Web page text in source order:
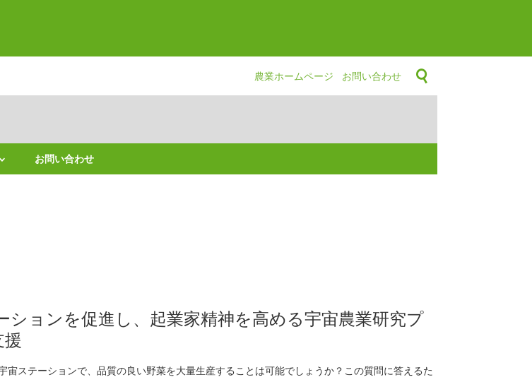
農業ホームページ お問い合わせ
お問い合わせ
ションを促進し、起業家精神を高める宇宙農業研究プ
宙ステーションで、品質の良い野菜を大量生産することは可能でしょうか？この質問に答えるた